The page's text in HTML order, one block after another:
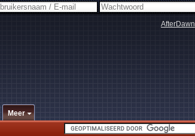
AfterDawn
Meer